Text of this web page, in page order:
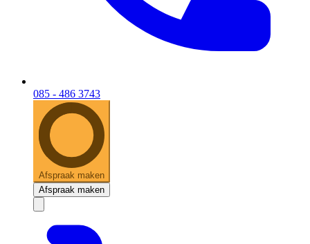
085 - 486 3743
Afspraak maken
Afspraak maken